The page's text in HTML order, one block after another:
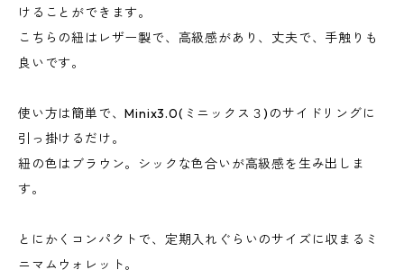
けることができます。
こちらの紐はレザー製で、高級感があり、丈夫で、手触りも
良いです。
使い方は簡単で、Minix3.0(ミニックス３)のサイドリングに
引っ掛けるだけ。
紐の色はブラウン。シックな色合いが高級感を生み出しま
す。
とにかくコンパクトで、定期入れぐらいのサイズに収まるミ
ニマムウォレット。